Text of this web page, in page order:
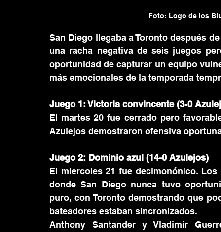
Foto: Logo de los
San Diego llegaba a Toronto después
una racha negativa de seis juegos
oportunidad de capturar un equipo
más emocionales de la temporada
Juego 1: Victoria convincente (3-0
El martes 20 fue cerrado pero
Azulejos demostraron ofensiva
Juego 2: Dominio azul (14-0 Azulejos)
El miercoles 21 fue decimonónico.
donde San Diego nunca tuvo
puro, con Toronto demostrando que
bateadores estaban sincronizados.
Anthony Santander y Vladimir